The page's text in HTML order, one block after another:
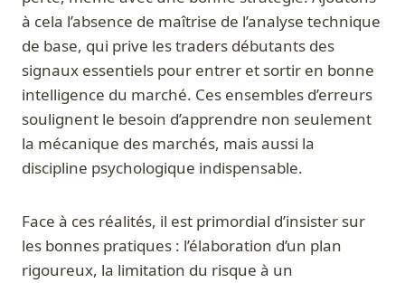
à cela l’absence de maîtrise de l’analyse technique
de base, qui prive les traders débutants des
signaux essentiels pour entrer et sortir en bonne
intelligence du marché. Ces ensembles d’erreurs
soulignent le besoin d’apprendre non seulement
la mécanique des marchés, mais aussi la
discipline psychologique indispensable.
Face à ces réalités, il est primordial d’insister sur
les bonnes pratiques : l’élaboration d’un plan
rigoureux, la limitation du risque à un